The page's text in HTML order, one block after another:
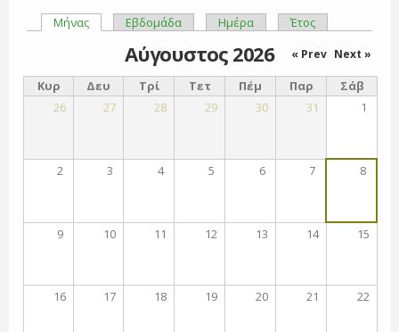
Πρωτεύουσες καρτέλες
Μήνας(ενεργή καρτέλα)
Εβδομάδα Ημέρα Έτος
Αύγουστος 2026 « Prev Next »
Κυρ Δευ Τρί Τετ Πέμ Παρ
Σάβ
26
27 28 29 30 31 1
2 3 4 5 6 7 8
9 10 11 12 13 14 15
16 17 18 19 20 21 22